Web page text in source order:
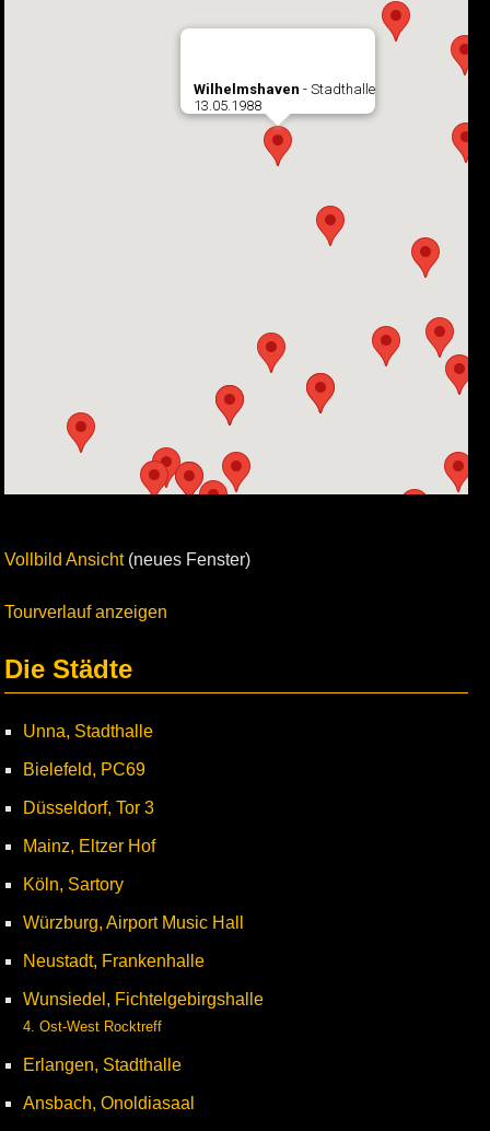
Wilhelmshaven - Stadthalle
13.05.1988
Vollbild Ansicht(neues Fenster)
Tourverlauf anzeigen
Die Städte
Unna, Stadthalle
Bielefeld, PC69
Düsseldorf, Tor 3
Mainz, Eltzer Hof
Köln, Sartory
Würzburg, Airport Music Hall
Neustadt, Frankenhalle
Wunsiedel, Fichtelgebirgshalle
4. Ost-West Rocktreff
Erlangen, Stadthalle
Ansbach, Onoldiasaal